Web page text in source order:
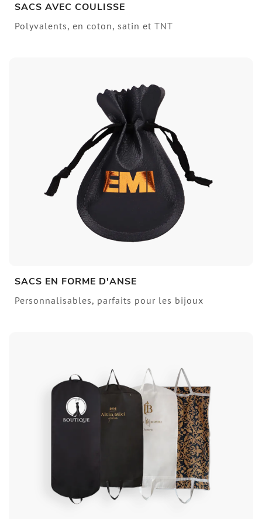
SACS AVEC COULISSE
Polyvalents, en coton, satin et TNT
SACS EN FORME D'ANSE
Personnalisables, parfaits pour les bijoux